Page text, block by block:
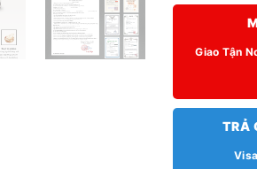
Giao Tận
TRẢ